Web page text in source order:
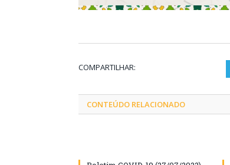
COMPARTILHAR:
CONTEÚDO RELACIONADO